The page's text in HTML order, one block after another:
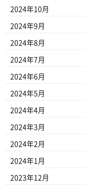
2024年10月
2024年9月
2024年8月
2024年7月
2024年6月
2024年5月
2024年4月
2024年3月
2024年2月
2024年1月
2023年12月